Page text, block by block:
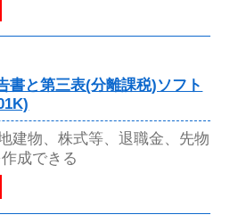
書と第三表(分離課税)ソフト
建物、株式等、退職金、先物
成できる